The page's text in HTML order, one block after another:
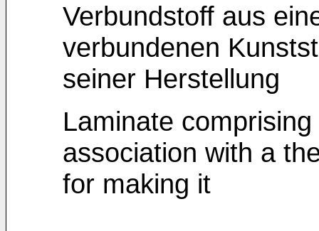
Verbundstoff aus
verbundenen
seiner Herstellung
Laminate
association with a
for making it